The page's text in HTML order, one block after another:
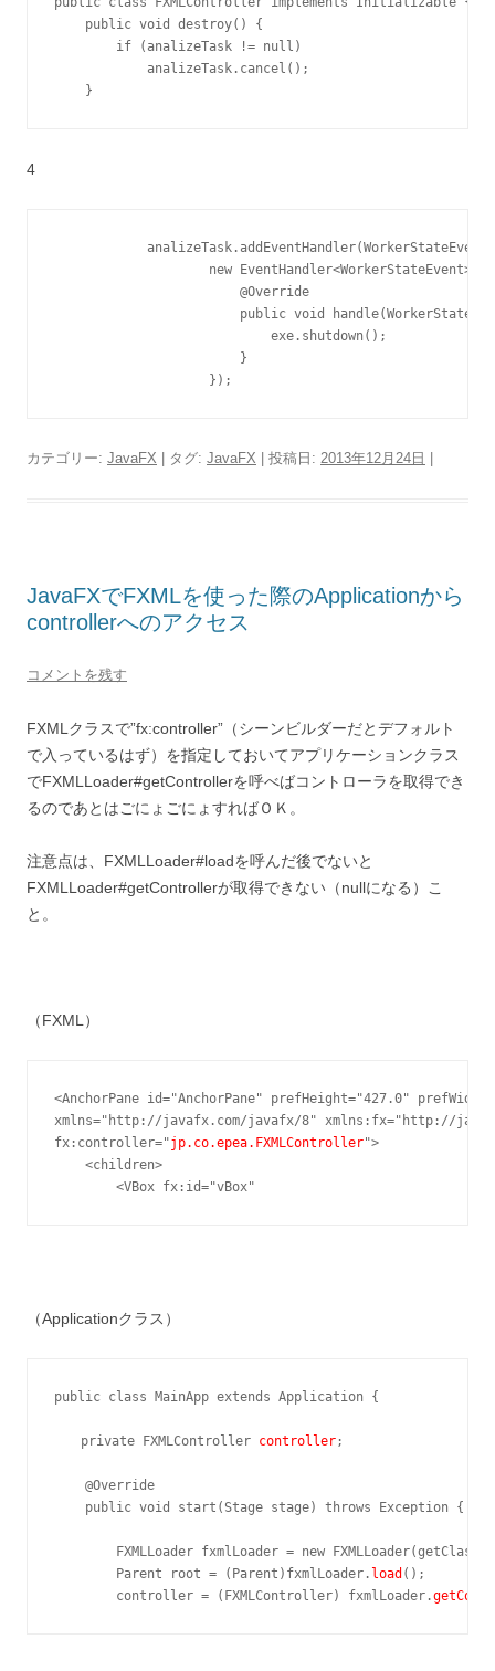
    public void destroy() {
if (analizeTask != null)
analizeTask.cancel();
}
4
new EventHandler<WorkerStateEvent>()
@Override
public void
exe.shutdown();
}
});
カテゴリー: JavaFX | タグ: JavaFX | 投稿日: 2013年12月24日 |
JavaFXでFXMLを使った際のApplicationから
controllerへのアクセス
コメントを残す
FXMLクラスで”fx:controller”（シーンビルダーだとデフォルト
で入っているはず）を指定しておいてアプリケーションクラス
でFXMLLoader#getControllerを呼べばコントローラを取得でき
るのであとはごにょごにょすればＯＫ。
注意点は、FXMLLoader#loadを呼んだ後でないと
FXMLLoader#getControllerが取得できない（nullになる）こ
と。
（FXML）
<AnchorPane id="AnchorPane" prefHeight="427.0"
xmlns="http://javafx.com/javafx/8" xmlns:fx="http://
fx:controller="jp.co.epea.FXMLController">
<children>
<VBox fx:id="vBox"
（Applicationクラス）
public class MainApp extends Application {
private FXMLController controller ;
@Override
public void start(Stage stage) throws Exception {
FXMLLoader fxmlLoader = new
Parent root = (Parent)fxmlLoader. load ();
controller = (FXMLController) fxmlLoader.